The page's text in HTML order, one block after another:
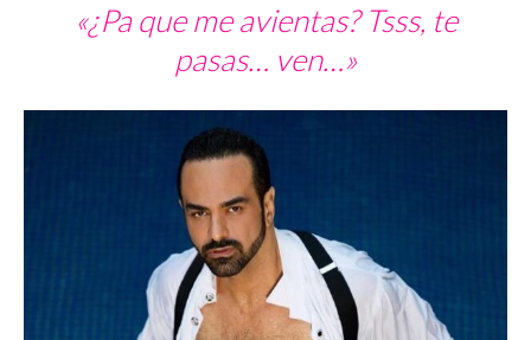
«¿Pa que me avientas? Tsss, te
pasas… ven…»